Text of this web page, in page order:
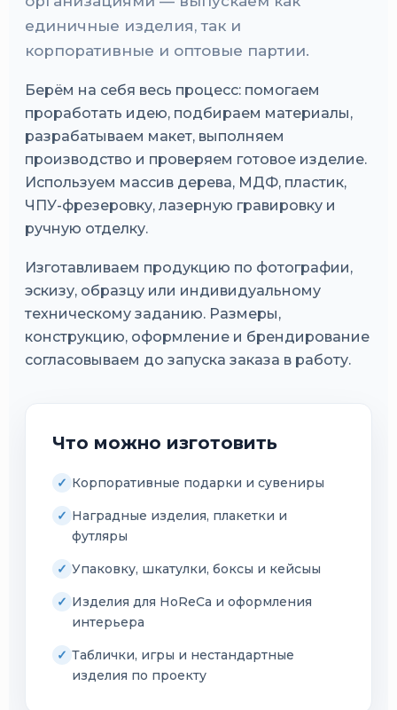
единичные изделия, так и
корпоративные и оптовые партии.
Берём на себя весь процесс: помогаем
проработать идею, подбираем материалы,
разрабатываем макет, выполняем
производство и проверяем готовое изделие.
Используем массив дерева, МДФ, пластик,
ЧПУ-фрезеровку, лазерную гравировку и
ручную отделку.
Изготавливаем продукцию по фотографии,
эскизу, образцу или индивидуальному
техническому заданию. Размеры,
конструкцию, оформление и брендирование
согласовываем до запуска заказа в работу.
Что можно изготовить
Корпоративные подарки и сувениры
Наградные изделия, плакетки и
футляры
Упаковку, шкатулки, боксы и кейсыы
Изделия для HoReCa и оформления
интерьера
Таблички, игры и нестандартные
изделия по проекту